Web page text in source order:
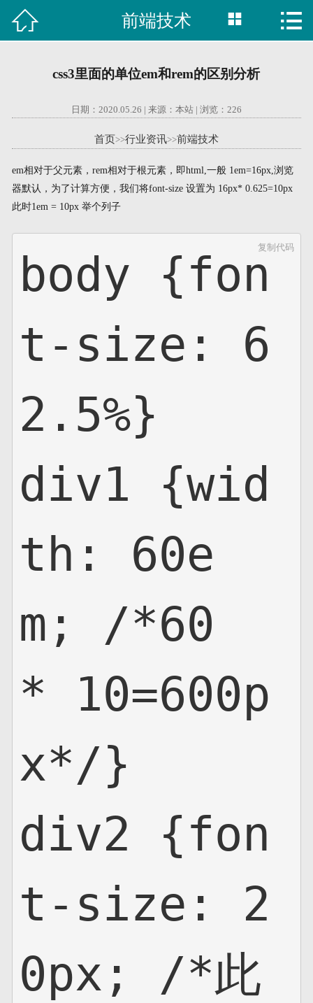
 首页
行业资讯
联系我们
51La
网页地图
 前端技术  
css3里面的单位em和rem的区别分析
日期：2020.05.26 | 来源：本站 | 浏览： 226
首页>>行业资讯>>前端技术
em相对于父元素，rem相对于根元素，即html,一般 1em=16px,浏览
器默认，为了计算方便，我们将font-size 设置为 16px* 0.625=10px
此时1em = 10px 举个列子
复制代码
body {fon
t-size: 6
2.5%}
div1 {wid
th: 60e
m; /*60
* 10=600p
x*/}
div2 {fon
t-size: 2
0px; /*此